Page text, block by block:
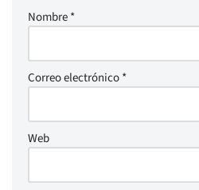
Nombre*
Correo electrónico*
Web